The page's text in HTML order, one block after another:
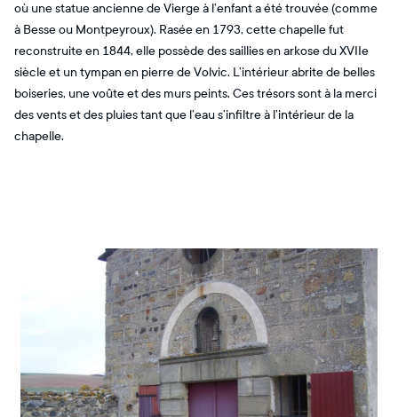
où une statue ancienne de Vierge à l’enfant a été trouvée (comme
à Besse ou Montpeyroux). Rasée en 1793, cette chapelle fut
reconstruite en 1844, elle possède des saillies en arkose du XVIIe
siècle et un tympan en pierre de Volvic. L’intérieur abrite de belles
boiseries, une voûte et des murs peints. Ces trésors sont à la merci
des vents et des pluies tant que l’eau s’infiltre à l’intérieur de la
chapelle.